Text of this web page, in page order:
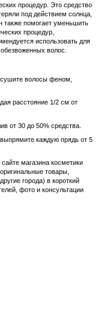
процедур. Это средство
под действием солнца,
также помогает уменьшить
процедур,
использовать для
волос.
волосы феном,
расстояние 1/2 см от
от 30 до 50% средства.
каждую прядь от 5
магазина косметики
товары,
города) в короткий
фото и консультации